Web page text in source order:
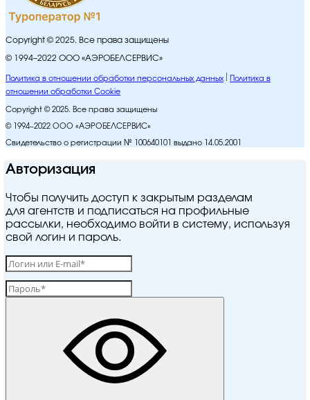
Copyright © 2025. Все права защищены
© 1994–2022 ООО «АЭРОБЕЛСЕРВИС»
Политика в отношении обработки персональных данных
Политика в
отношении обработки Cookie
Copyright © 2025. Все права защищены
© 1994–2022 ООО «АЭРОБЕЛСЕРВИС»
Свидетельство о регистрации № 100640101 выдано 14.05.2001
Авторизация
Чтобы получить доступ к закрытым разделам
для агентств и подписаться на профильные
рассылки, необходимо войти в систему, используя
свой логин и пароль.